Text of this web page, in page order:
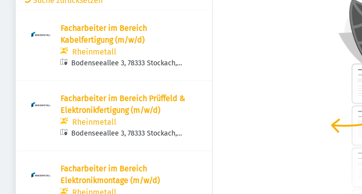
Facharbeiter im Bereich
Kabelfertigung (m/w/d)
Rheinmetall
Bodenseeallee 3, 78333 Stockach,
Facharbeiter im Bereich Prüffeld &
Elektronikfertigung (m/w/d)
Rheinmetall
Bodenseeallee 3, 78333 Stockach,
Facharbeiter im Bereich
Elektronikmontage (m/w/d)